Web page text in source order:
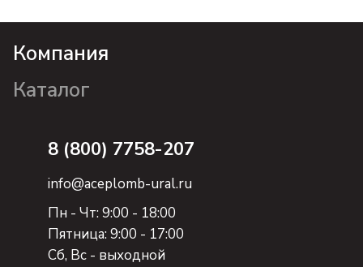
Компания
Каталог
8 (800) 7758-207
info@aceplomb-ural.ru
Пн - Чт: 9:00 - 18:00
Пятница: 9:00 - 17:00
Сб, Вc - выходной